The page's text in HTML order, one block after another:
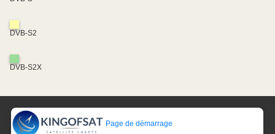
DVB-S2
DVB-S2X
Page de démarrage